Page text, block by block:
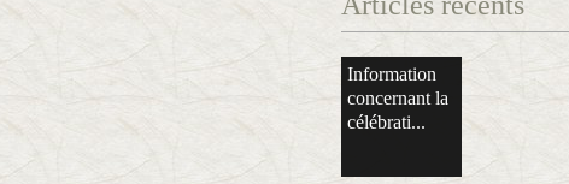
Information
concernant la
célébrati...